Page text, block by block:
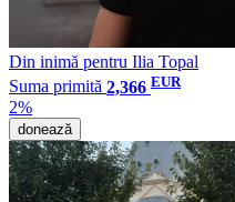
Din inimă pentru Ilia Topal
Suma primită 2,366 EUR
2%
donează